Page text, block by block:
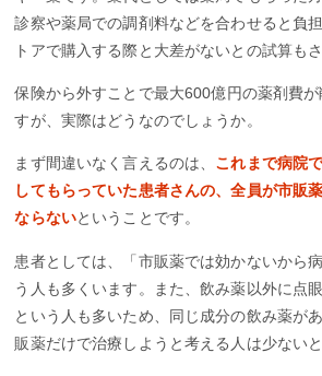
診察や薬局での調剤料などを合わせると負
トアで購入する際と大差がないとの試算も
保険から外すことで最大600億円の薬剤費
すが、実際はどうなのでしょうか。
まず間違いなく言えるのは、 これまで病院
してもらっていた患者さんの、全員が市販
ならないということです。
患者としては、「市販薬では効かないから
う人も多くいます。また、飲み薬以外に点
という人も多いため、同じ成分の飲み薬が
販薬だけで治療しようと考える人は少ないと